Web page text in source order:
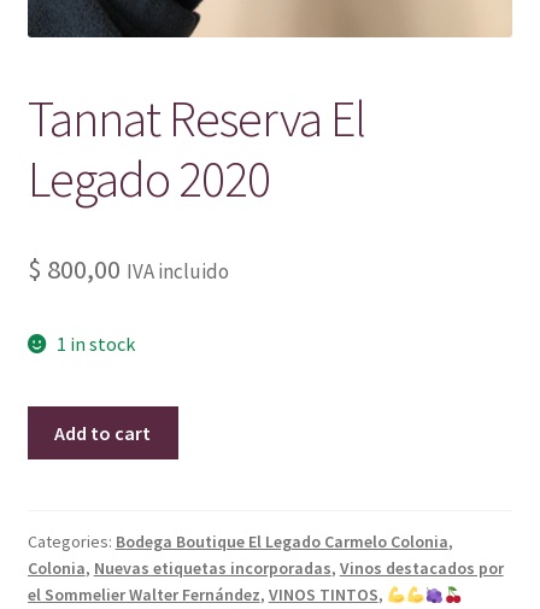
Tannat Reserva El
Legado 2020
$ 800,00 IVA incluido
1 in stock
2020
quantity
Add to cart
Categories: Bodega Boutique El Legado Carmelo Colonia,
Colonia, Nuevas etiquetas incorporadas, Vinos destacados por
el Sommelier Walter Fernández, VINOS TINTOS,